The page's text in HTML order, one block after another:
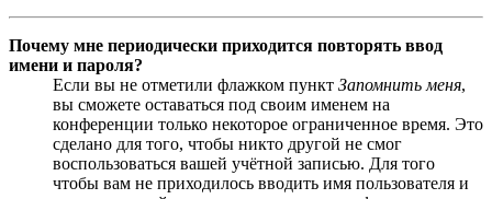
Почему мне периодически приходится повторять ввод
имени и пароля?
Если вы не отметили флажком пункт Запомнить меня,
вы сможете оставаться под своим именем на
конференции только некоторое ограниченное время. Это
сделано для того, чтобы никто другой не смог
воспользоваться вашей учётной записью. Для того
чтобы вам не приходилось вводить имя пользователя и